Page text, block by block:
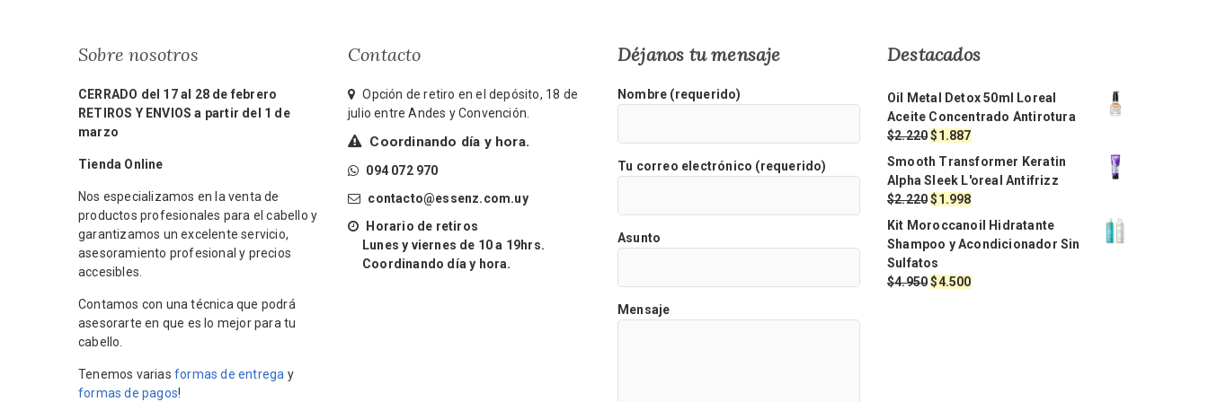
Sobre nosotros
CERRADO del 17 al 28 de febrero
RETIROS Y ENVIOS a partir del 1 de
marzo
Tienda Online
Nos especializamos en la venta de
productos profesionales para el cabello y
garantizamos un excelente servicio,
asesoramiento profesional y precios
accesibles.
Contamos con una técnica que podrá
asesorarte en que es lo mejor para tu
cabello.
Tenemos varias formas de entrega y
formas de pagos!
Contacto
Opción de retiro en el depósito, 18 de
julio entre Andes y Convención.
Coordinando día y hora.
094 072 970
contacto@essenz.com.uy
Horario de retiros
Lunes y viernes de 10 a 19hrs.
Coordinando día y hora.
Déjanos tu mensaje
Nombre (requerido)
Tu correo electrónico (requerido)
Asunto
Mensaje
Destacados
Oil Metal Detox 50ml Loreal
Aceite Concentrado Antirotura
$2.220El
precio
original
era:
$2.220.
$1.887El
precio
actual
es:
$1.887.
Smooth Transformer Keratin
Alpha Sleek L'oreal Antifrizz
$2.220El
original
era:
$2.220.
$1.998El
precio
actual
$1.998.
Kit Moroccanoil Hidratante
Shampoo y Acondicionador Sin
Sulfatos
$4.950El
$4.500El